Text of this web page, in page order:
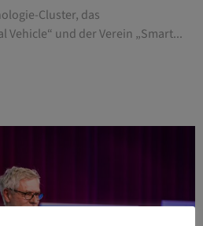
Cluster, das
Vehicle“ und der Verein „Smart...